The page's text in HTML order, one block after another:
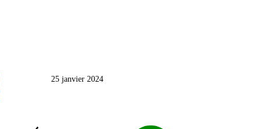
25 janvier 2024